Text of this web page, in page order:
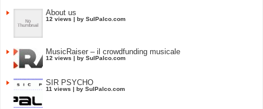
About us
12 views | by SulPalco.com
MusicRaiser – il crowdfunding musicale
12 views | by SulPalco.com
SIR PSYCHO
11 views | by SulPalco.com